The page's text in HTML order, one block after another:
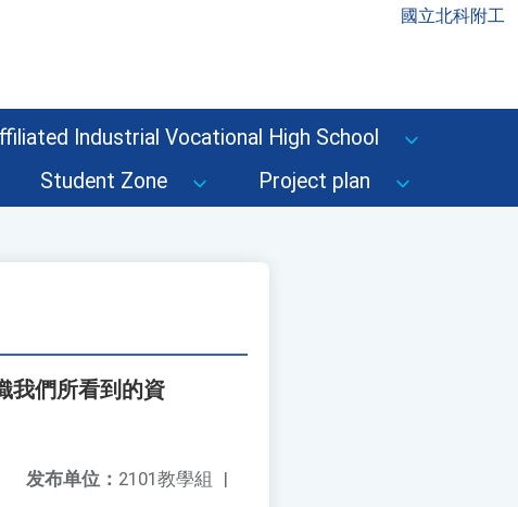
國立北科附工
Industrial Vocational High School
Student Zone Project plan
我們所看到的資
发布单位： 2101教學組 |